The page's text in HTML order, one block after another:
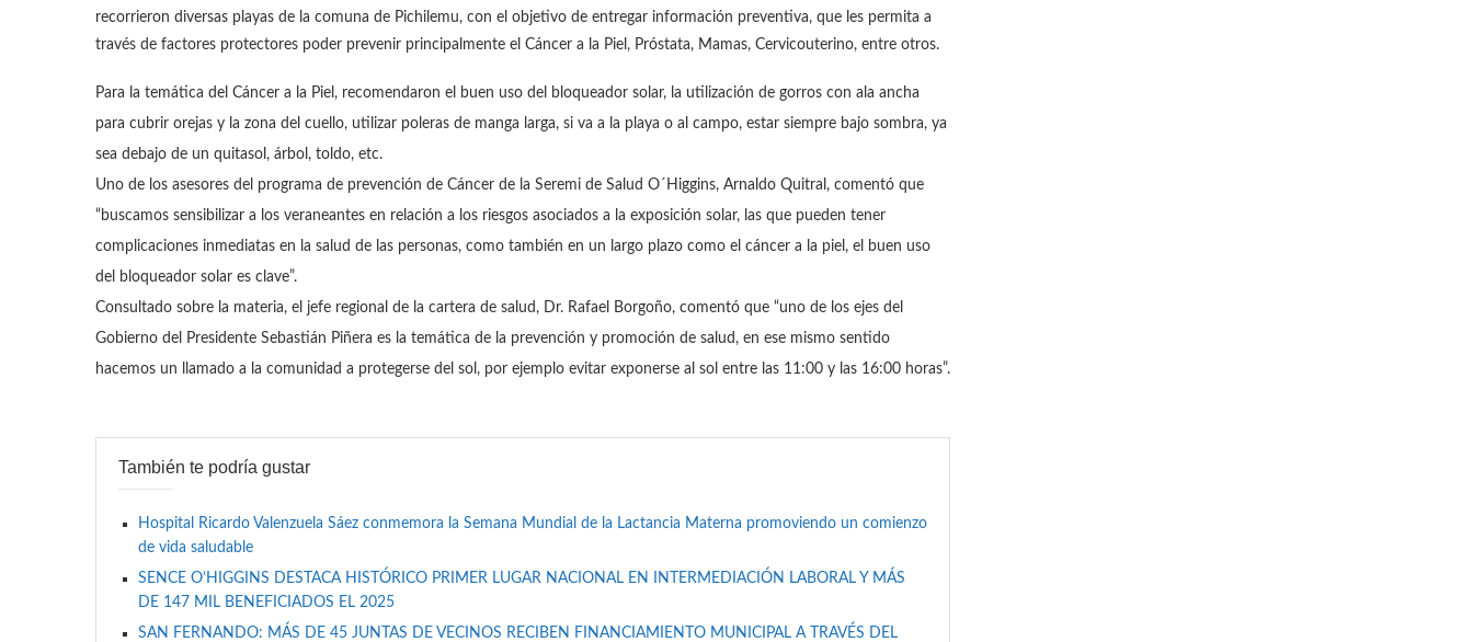
recorrieron diversas playas de la comuna de Pichilemu, con el objetivo de entregar información preventiva, que les permita a
través de factores protectores poder prevenir principalmente el Cáncer a la Piel, Próstata, Mamas, Cervicouterino, entre otros.
Para la temática del Cáncer a la Piel, recomendaron el buen uso del bloqueador solar, la utilización de gorros con ala ancha
para cubrir orejas y la zona del cuello, utilizar poleras de manga larga, si va a la playa o al campo, estar siempre bajo sombra, ya
sea debajo de un quitasol, árbol, toldo, etc.
Uno de los asesores del programa de prevención de Cáncer de la Seremi de Salud O´Higgins, Arnaldo Quitral, comentó que
“buscamos sensibilizar a los veraneantes en relación a los riesgos asociados a la exposición solar, las que pueden tener
complicaciones inmediatas en la salud de las personas, como también en un largo plazo como el cáncer a la piel, el buen uso
del bloqueador solar es clave”.
Consultado sobre la materia, el jefe regional de la cartera de salud, Dr. Rafael Borgoño, comentó que “uno de los ejes del
Gobierno del Presidente Sebastián Piñera es la temática de la prevención y promoción de salud, en ese mismo sentido
hacemos un llamado a la comunidad a protegerse del sol, por ejemplo evitar exponerse al sol entre las 11:00 y las 16:00 horas”.
También te podría gustar
Hospital Ricardo Valenzuela Sáez conmemora la Semana Mundial de la Lactancia Materna promoviendo un comienzo
de vida saludable
SENCE O’HIGGINS DESTACA HISTÓRICO PRIMER LUGAR NACIONAL EN INTERMEDIACIÓN LABORAL Y MÁS
DE 147 MIL BENEFICIADOS EL 2025
SAN FERNANDO: MÁS DE 45 JUNTAS DE VECINOS RECIBEN FINANCIAMIENTO MUNICIPAL A TRAVÉS DEL